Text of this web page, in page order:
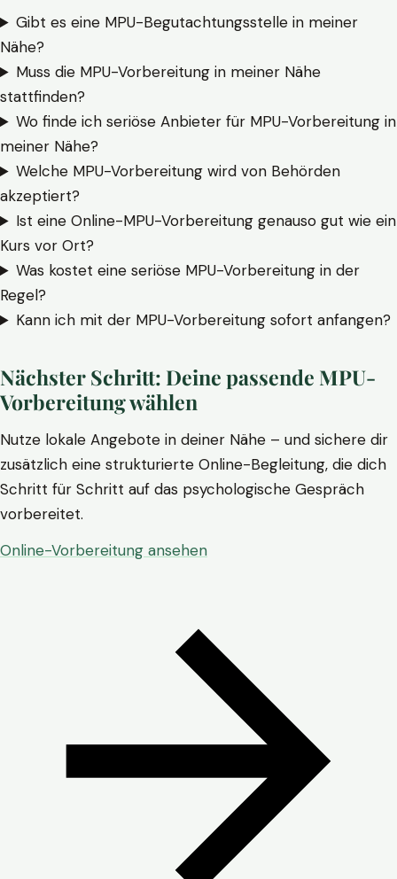
Gibt es eine MPU-Begutachtungsstelle in meiner
Nähe?
Muss die MPU-Vorbereitung in meiner Nähe
stattfinden?
Wo finde ich seriöse Anbieter für MPU-Vorbereitung in
meiner Nähe?
Welche MPU-Vorbereitung wird von Behörden
akzeptiert?
Ist eine Online-MPU-Vorbereitung genauso gut wie ein
Kurs vor Ort?
Was kostet eine seriöse MPU-Vorbereitung in der
Regel?
Kann ich mit der MPU-Vorbereitung sofort anfangen?
Nächster Schritt: Deine passende MPU-
Vorbereitung wählen
Nutze lokale Angebote in deiner Nähe – und sichere dir
zusätzlich eine strukturierte Online-Begleitung, die dich
Schritt für Schritt auf das psychologische Gespräch
vorbereitet.
Online-Vorbereitung ansehen